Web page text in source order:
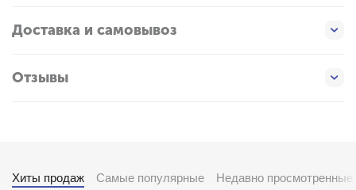
Доставка и самовывоз
Отзывы
Хиты продаж Самые популярные Недавно просмотренные